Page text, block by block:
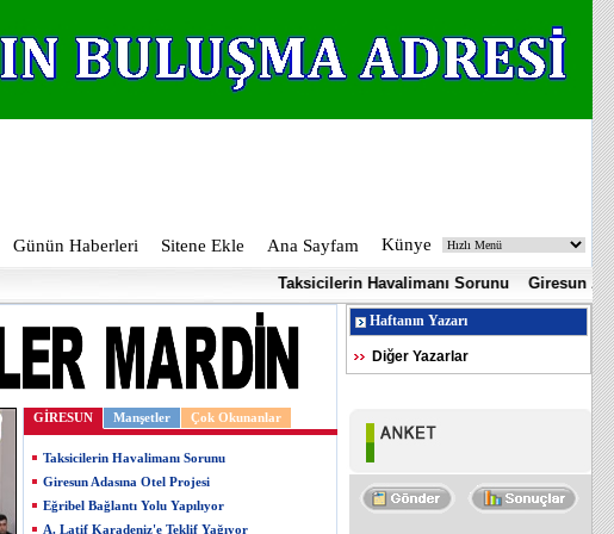
Günün Haberleri Sitene Ekle Ana Sayfam Künye
Taksicilerin Havalimanı Sorunu Giresun Adasına
GİRESUN Manşetler Çok Okunanlar
Taksicilerin Havalimanı Sorunu
Giresun Adasına Otel Projesi
Eğribel Bağlantı Yolu Yapılıyor
A. Latif Karadeniz'e Teklif Yağıyor
Haftanın Yazarı
Diğer Yazarlar